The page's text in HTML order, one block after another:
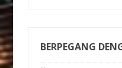
BERPEGANG